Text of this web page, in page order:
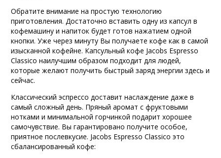
Обратите внимание на простую технологию
приготовления. Достаточно вставить одну из капсул в
кофемашину и напиток будет готов нажатием одной
кнопки. Уже через минуту Вы получаете кофе как в самой
изысканной кофейне. Капсульный кофе Jacobs Espresso
Classico наилучшим образом подходит для людей,
которые желают получить быстрый заряд энергии здесь и
сейчас.
Классический эспрессо доставит наслаждение даже в
самый сложный день. Пряный аромат с фруктовыми
нотками и минимальной горчинкой подарит хорошее
самочувствие. Вы гарантировано получите особое,
приятное послевкусие. Jacobs Espresso Classico это
сбалансированный кофе: